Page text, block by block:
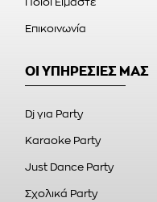
Επικοινωνία
ΟΙ ΥΠΗΡΕΣΙΕΣ ΜΑΣ
Dj για Party
Karaoke Party
Just Dance Party
Σχολικά Party